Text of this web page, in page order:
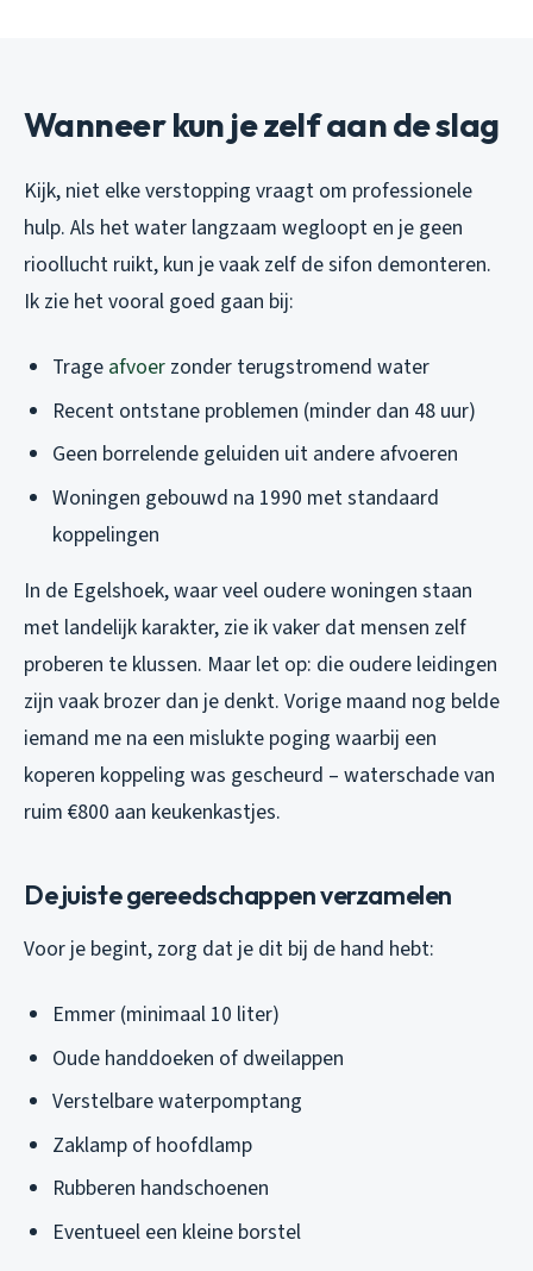
Wanneer kun je zelf aan de slag
Kijk, niet elke verstopping vraagt om professionele
hulp. Als het water langzaam wegloopt en je geen
rioollucht ruikt, kun je vaak zelf de sifon demonteren.
Ik zie het vooral goed gaan bij:
Trage afvoer zonder terugstromend water
Recent ontstane problemen (minder dan 48 uur)
Geen borrelende geluiden uit andere afvoeren
Woningen gebouwd na 1990 met standaard
koppelingen
In de Egelshoek, waar veel oudere woningen staan
met landelijk karakter, zie ik vaker dat mensen zelf
proberen te klussen. Maar let op: die oudere leidingen
zijn vaak brozer dan je denkt. Vorige maand nog belde
iemand me na een mislukte poging waarbij een
koperen koppeling was gescheurd – waterschade van
ruim €800 aan keukenkastjes.
De juiste gereedschappen verzamelen
Voor je begint, zorg dat je dit bij de hand hebt:
Emmer (minimaal 10 liter)
Oude handdoeken of dweilappen
Verstelbare waterpomptang
Zaklamp of hoofdlamp
Rubberen handschoenen
Eventueel een kleine borstel